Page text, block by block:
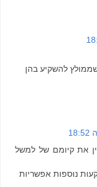
להשקיע בהן
את קיומם של למשל
נוספות אפשריות